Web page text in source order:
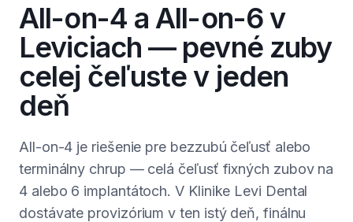
All-on-4 a All-on-6 v
Leviciach — pevné zuby
celej čeľuste v jeden
deň
All-on-4 je riešenie pre bezzubú čeľusť alebo
terminálny chrup — celá čeľusť fixných zubov na
4 alebo 6 implantátoch. V Klinike Levi Dental
dostávate provizórium v ten istý deň, finálnu